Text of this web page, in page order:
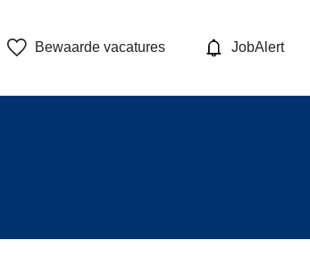
Bewaarde vacatures JobAlert